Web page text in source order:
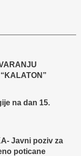
na dan 15.
Javni poziv za
poticane